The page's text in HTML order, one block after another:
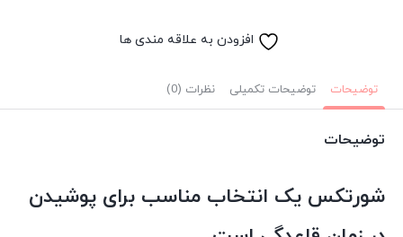
افزودن به علاقه مندی ها
توضیحات توضیحات تکمیلی نظرات (0)
توضیحات
شورتکس یک انتخاب مناسب برای پوشیدن